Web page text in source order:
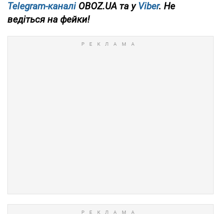
Telegram-каналіOBOZ.UA та уViber. Не
ведіться на фейки!